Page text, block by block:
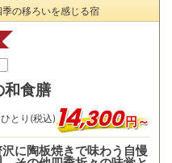
の移ろいを感じる宿
和食膳
とり(税込)14,300円～
に陶板焼きで味わう自慢